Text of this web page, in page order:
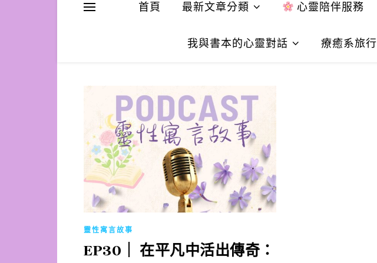
首頁 最新文章分類 心靈陪伴服務
我與書本的心靈對話 療癒系旅行
靈性寓言故事
EP30｜ 在平凡中活出傳奇：